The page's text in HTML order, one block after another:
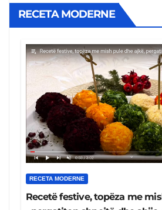
RECETA MODERNE
RECETA MODERNE
Recetë festive, topëza me